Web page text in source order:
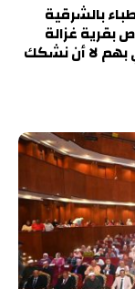
بالشرقية
بقرية غزالة
بهم لا أن نشكك